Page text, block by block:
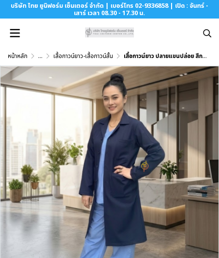
บริษัท ไทย ยูนิฟอร์ม เซ็นเตอร์ จำกัด | เบอร์โทร 02-9336858 | เปิด : จันทร์ -
เสาร์ เวลา 08.30 - 17.30 น.
หน้าหลัก ... เสื้อกาวน์ยาว-เสื้อกาวน์สั้น เสื้อกาวน์ยาว ปลายแขนปล่อย สีกรม